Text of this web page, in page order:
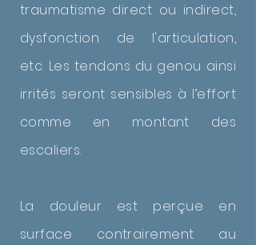
traumatisme direct ou indirect,
dysfonction de l'articulation,
etc. Les tendons du genou ainsi
irrités seront sensibles à l’effort
comme en montant des
escaliers.
La douleur est perçue en
surface contrairement au